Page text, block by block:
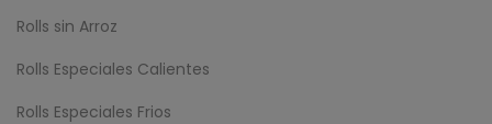
Rolls sin Arroz
Rolls Especiales Calientes
Rolls Especiales Frios